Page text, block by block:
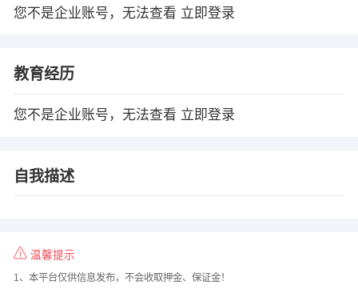
您不是企业账号，无法查看 立即登录
教育经历
您不是企业账号，无法查看 立即登录
自我描述
温馨提示
1、本平台仅供信息发布，不会收取押金、保证金！